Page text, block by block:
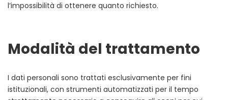
l’impossibilità di ottenere quanto richiesto.
Modalità del trattamento
I dati personali sono trattati esclusivamente per fini
istituzionali, con strumenti automatizzati per il tempo